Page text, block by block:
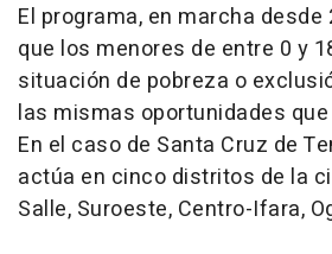
El programa, en marcha desde
que los menores de entre 0 y
situación de pobreza o
las mismas oportunidades
En el caso de Santa Cruz de
actúa en cinco distritos de la
Salle, Suroeste, Centro-Ifara,